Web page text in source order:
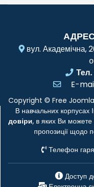
вул. Академічна,
Тел.
E-
Copyright © Free
В навчальних корпусах
довіри, в яких Ви можете
пропозиції щодо
Телефон
Доступ